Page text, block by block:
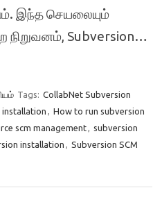
இந்த செயலையும்
நிறுவனம், Subversion…
Tags: CollabNet Subversion
installation , How to run subversion
scm management, subversion
installation , Subversion SCM